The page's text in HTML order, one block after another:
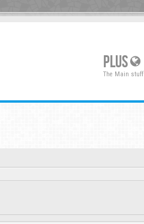
PLUS
The Main stuff